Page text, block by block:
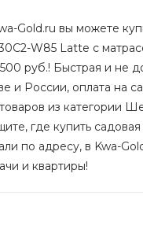
Gold.ru вы можете
W85 Latte с
руб.! Быстрая и не
и России, оплата на
из категории
где купить
по адресу, в Kwa-
и квартиры!